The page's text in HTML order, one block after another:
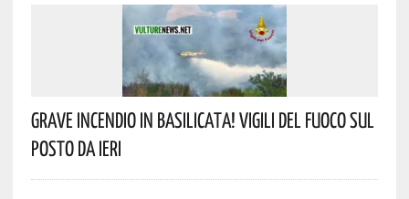
Grave Incendio In Basilicata! Vigili Del Fuoco Sul
Posto Da Ieri